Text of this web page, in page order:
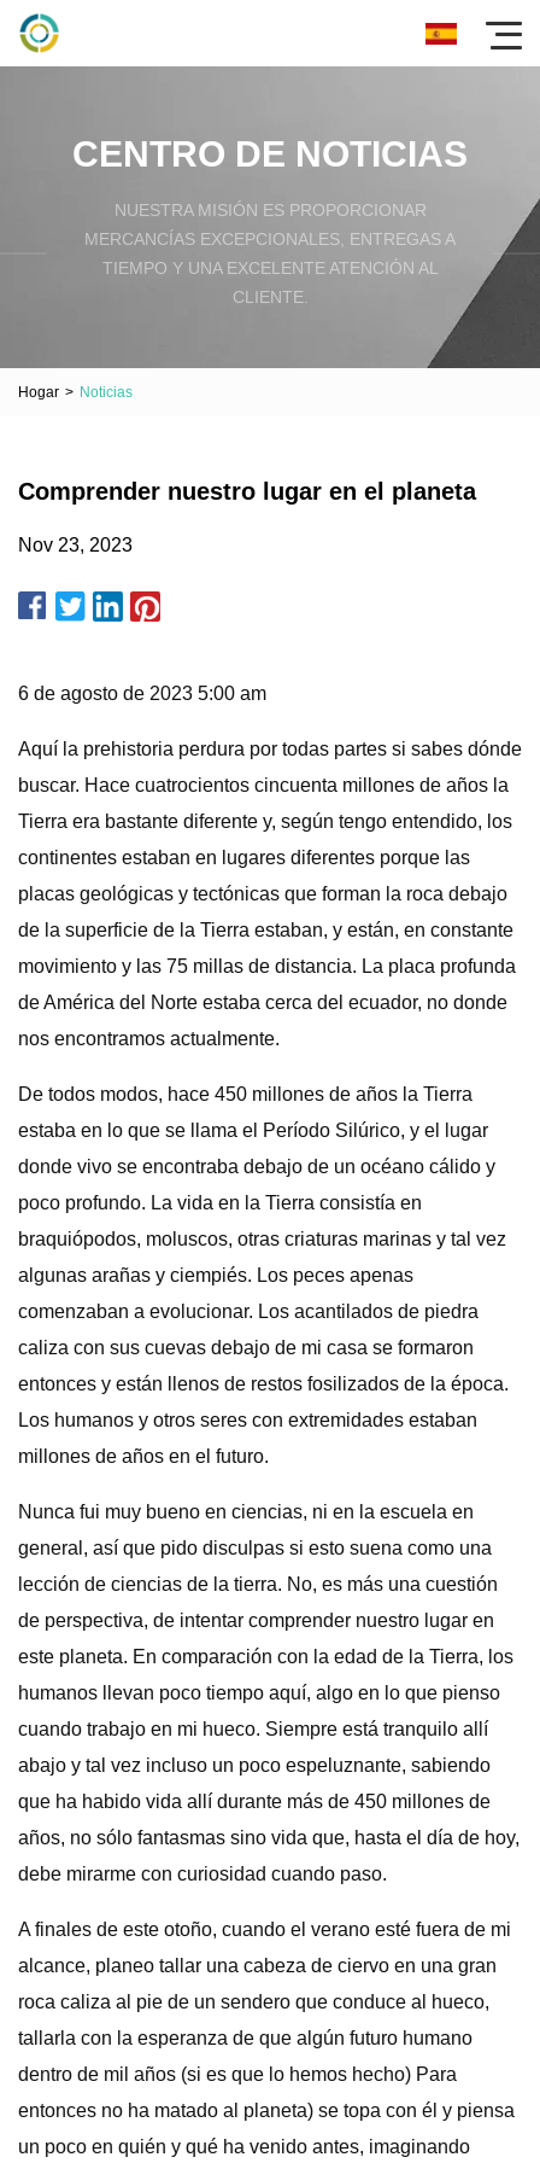
CENTRO DE NOTICIAS
NUESTRA MISIÓN ES PROPORCIONAR
MERCANCÍAS EXCEPCIONALES, ENTREGAS A
TIEMPO Y UNA EXCELENTE ATENCIÓN AL
CLIENTE.
Hogar > Noticias
Comprender nuestro lugar en el planeta
Nov 23, 2023
6 de agosto de 2023 5:00 am
Aquí la prehistoria perdura por todas partes si sabes dónde
buscar. Hace cuatrocientos cincuenta millones de años la
Tierra era bastante diferente y, según tengo entendido, los
continentes estaban en lugares diferentes porque las
placas geológicas y tectónicas que forman la roca debajo
de la superficie de la Tierra estaban, y están, en constante
movimiento y las 75 millas de distancia. La placa profunda
de América del Norte estaba cerca del ecuador, no donde
nos encontramos actualmente.
De todos modos, hace 450 millones de años la Tierra
estaba en lo que se llama el Período Silúrico, y el lugar
donde vivo se encontraba debajo de un océano cálido y
poco profundo. La vida en la Tierra consistía en
braquiópodos, moluscos, otras criaturas marinas y tal vez
algunas arañas y ciempiés. Los peces apenas
comenzaban a evolucionar. Los acantilados de piedra
caliza con sus cuevas debajo de mi casa se formaron
entonces y están llenos de restos fosilizados de la época.
Los humanos y otros seres con extremidades estaban
millones de años en el futuro.
Nunca fui muy bueno en ciencias, ni en la escuela en
general, así que pido disculpas si esto suena como una
lección de ciencias de la tierra. No, es más una cuestión
de perspectiva, de intentar comprender nuestro lugar en
este planeta. En comparación con la edad de la Tierra, los
humanos llevan poco tiempo aquí, algo en lo que pienso
cuando trabajo en mi hueco. Siempre está tranquilo allí
abajo y tal vez incluso un poco espeluznante, sabiendo
que ha habido vida allí durante más de 450 millones de
años, no sólo fantasmas sino vida que, hasta el día de hoy,
debe mirarme con curiosidad cuando paso.
A finales de este otoño, cuando el verano esté fuera de mi
alcance, planeo tallar una cabeza de ciervo en una gran
roca caliza al pie de un sendero que conduce al hueco,
tallarla con la esperanza de que algún futuro humano
dentro de mil años (si es que lo hemos hecho) Para
entonces no ha matado al planeta) se topa con él y piensa
un poco en quién y qué ha venido antes, imaginando